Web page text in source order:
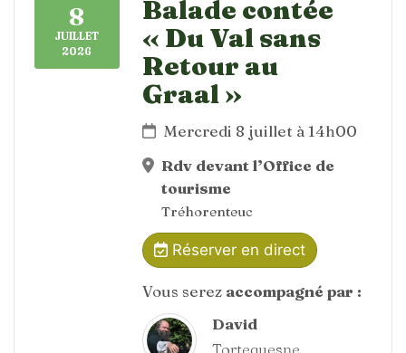
8
JUILLET
2026
Balade contée
« Du Val sans
Retour au
Graal »
Mercredi 8 juillet à 14h00
Rdv devant l’Office de
tourisme
Tréhorenteuc
Réserver en direct
Vous serez accompagné par :
David
Tortequesne